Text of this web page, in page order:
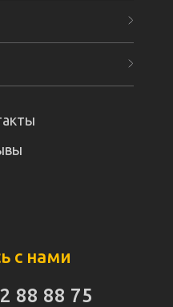
с нами
88 88 75